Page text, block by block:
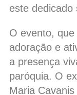
este dedicado
O evento,
adoração e
a presença
paróquia. O
Maria